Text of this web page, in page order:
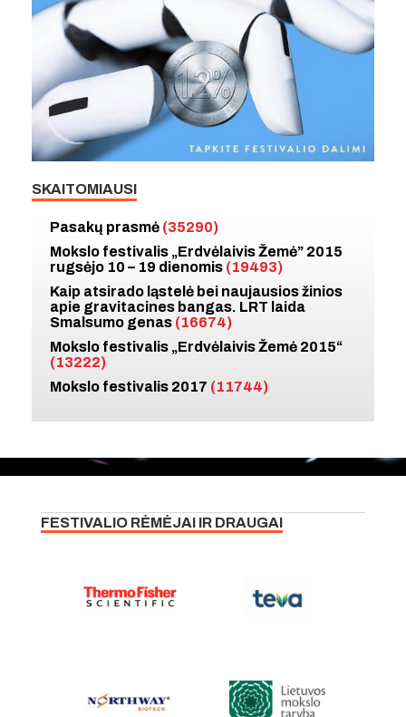
SKAITOMIAUSI
Pasakų prasmė (35290)
Mokslo festivalis „Erdvėlaivis Žemė” 2015
rugsėjo 10 – 19 dienomis (19493)
Kaip atsirado ląstelė bei naujausios žinios
apie gravitacines bangas. LRT laida
Smalsumo genas (16674)
Mokslo festivalis „Erdvėlaivis Žemė 2015“
(13222)
Mokslo festivalis 2017 (11744)
FESTIVALIO RĖMĖJAI IR DRAUGAI